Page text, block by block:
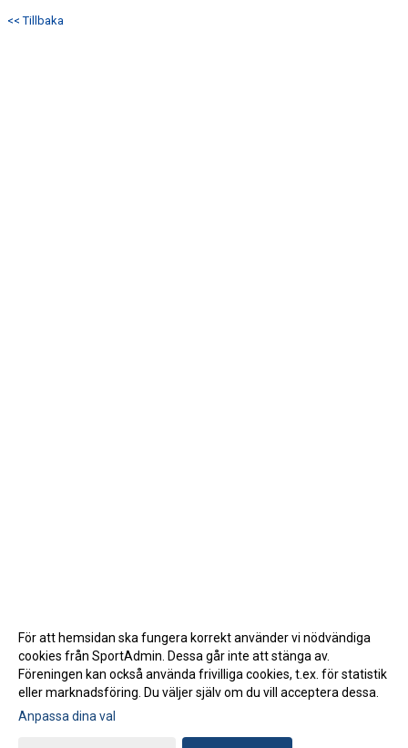
<< Tillbaka
Gå till Webbversion
För att hemsidan ska fungera korrekt använder vi nödvändiga
cookies från SportAdmin. Dessa går inte att stänga av.
Föreningen kan också använda frivilliga cookies, t.ex. för statistik
eller marknadsföring. Du väljer själv om du vill acceptera dessa.
Anpassa dina val